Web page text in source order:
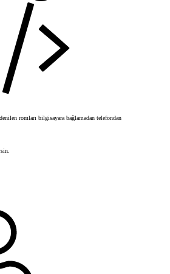
romları bilgisayara bağlamadan telefondan